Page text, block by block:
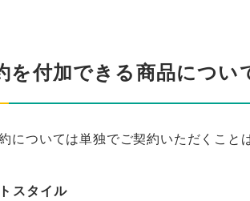
を付加できる商品につい
については単独でご契約いただくこ
スタイル